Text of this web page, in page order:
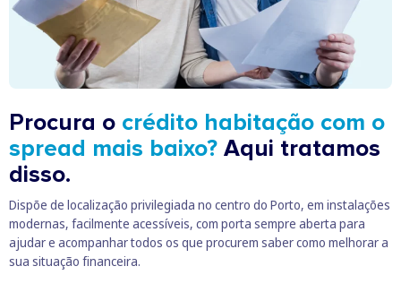
Procura o crédito habitação com o
spread mais baixo? Aqui tratamos
disso.
Dispõe de localização privilegiada no centro do Porto, em instalações
modernas, facilmente acessíveis, com porta sempre aberta para
ajudar e acompanhar todos os que procurem saber como melhorar a
sua situação financeira.